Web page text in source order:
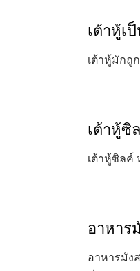
เต้าหู้เ
เต้าหู้มักถู
เต้าหู้ซิ
เต้าหู้ซิลค์
อาหาร
อาหารมัง